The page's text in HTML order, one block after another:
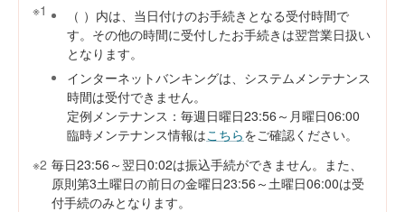
※1
（ ）内は、当日付けのお手続きとなる受付時間で
す。その他の時間に受付したお手続きは翌営業日扱い
となります。
インターネットバンキングは、システムメンテナンス
時間は受付できません。
定例メンテナンス：毎週日曜日23:56～月曜日06:00
臨時メンテナンス情報はこちらをご確認ください。
※2 毎日23:56～翌日0:02は振込手続ができません。また、
原則第3土曜日の前日の金曜日23:56～土曜日06:00は受
付手続のみとなります。